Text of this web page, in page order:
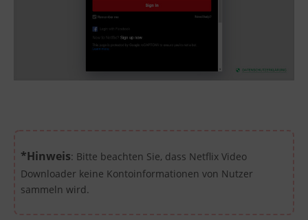
*Hinweis: Bitte beachten Sie, dass Netflix Video
Downloader keine Kontoinformationen von Nutzer
sammeln wird.